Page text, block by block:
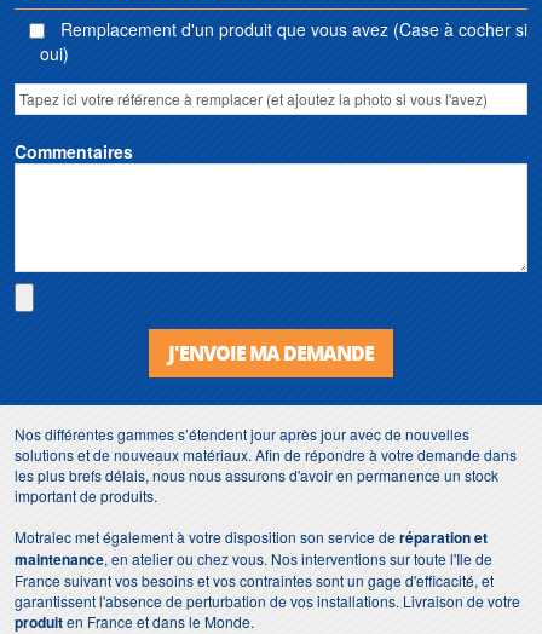
Remplacement d'un produit que vous avez (Case à cocher si
oui)
Commentaires
J'ENVOIE MA DEMANDE
Nos différentes gammes s’étendent jour après jour avec de nouvelles
solutions et de nouveaux matériaux. Afin de répondre à votre demande dans
les plus brefs délais, nous nous assurons d'avoir en permanence un stock
important de produits.
Motralec met également à votre disposition son service deréparation et
maintenance, en atelier ou chez vous. Nos interventions sur toute l'Ile de
France suivant vos besoins et vos contraintes sont un gage d'efficacité, et
garantissent l'absence de perturbation de vos installations. Livraison de votre
produiten France et dans le Monde.